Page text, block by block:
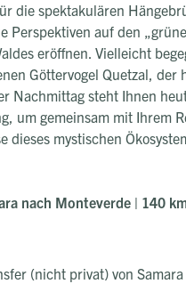
die spektakulären
Perspektiven auf den
eröffnen. Vielleicht
Göttervogel Quetzal, der
Nachmittag steht Ihnen
um gemeinsam mit Ihrem
dieses mystischen
nach Monteverde | 140
(nicht privat) von